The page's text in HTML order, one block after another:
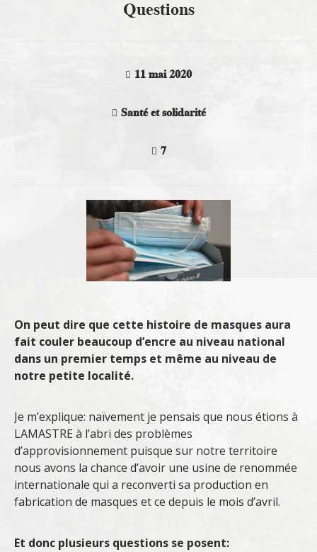
Questions
11 mai 2020
Santé et solidarité
7
On peut dire que cette histoire de masques aura
fait couler beaucoup d’encre au niveau national
dans un premier temps et même au niveau de
notre petite localité.
Je m’explique: naïvement je pensais que nous étions à
LAMASTRE à l’abri des problèmes
d’approvisionnement puisque sur notre territoire
nous avons la chance d’avoir une usine de renommée
internationale qui a reconverti sa production en
fabrication de masques et ce depuis le mois d’avril.
Et donc plusieurs questions se posent: